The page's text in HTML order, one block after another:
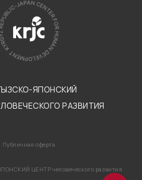
ЯПОНСКИЙ
РАЗВИТИЯ
ЦЕНТР человеческого развития
Публичная оферта